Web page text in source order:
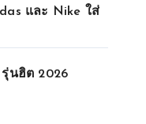
และ Nike ใส่
นฮิต 2026